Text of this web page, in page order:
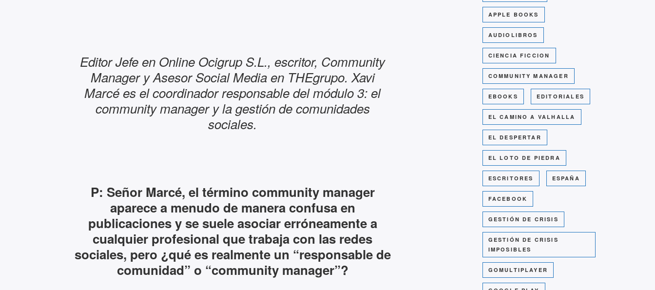
Editor Jefe en Online Ocigrup S.L., escritor, Community
Manager y Asesor Social Media en THEgrupo. Xavi
Marcé es el coordinador responsable del módulo 3: el
community manager y la gestión de comunidades
sociales.
P: Señor Marcé, el término community manager
aparece a menudo de manera confusa en
publicaciones y se suele asociar erróneamente a
cualquier profesional que trabaja con las redes
sociales, pero ¿qué es realmente un “responsable de
comunidad” o “community manager”?
APPLE BOOKS
AUDIOLIBROS
CIENCIA FICCION
COMMUNITY MANAGER
EBOOKS EDITORIALES
EL CAMINO A VALHALLA
EL DESPERTAR
EL LOTO DE PIEDRA
ESCRITORES ESPAÑA
FACEBOOK
GESTIÓN DE CRISIS
GESTIÓN DE CRISIS
IMPOSIBLES
GOMULTIPLAYER